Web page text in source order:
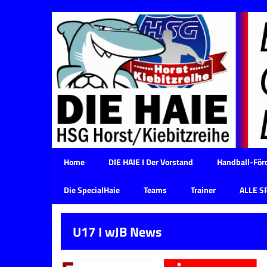
Home DIE HAIE I Der Vorstand Handball-
Die SpecialHaie Teams Trainer ALLE
U17 I wJB News